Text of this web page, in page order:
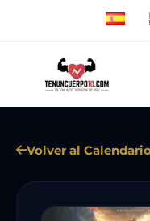
Volver al